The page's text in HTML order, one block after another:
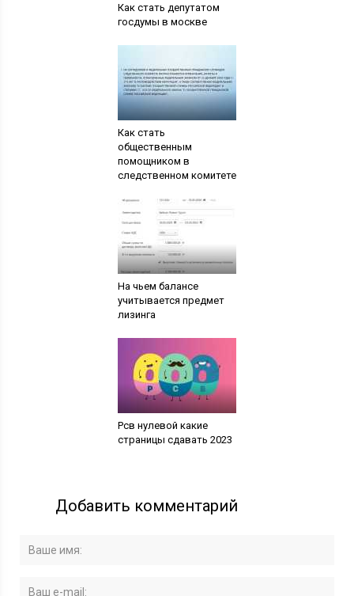
Как стать депутатом
госдумы в москве
Как стать
общественным
помощником в
следственном комитете
На чьем балансе
учитывается предмет
лизинга
Рсв нулевой какие
страницы сдавать 2023
Добавить комментарий